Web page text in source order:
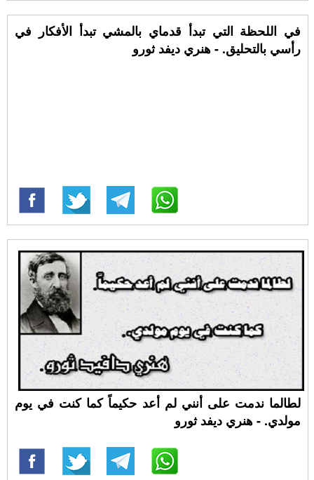
في اللحظة التي تبدأ قدماي بالمشي تبدأ الأفكار في
رأسي بالتحليق. - هنري ديفد ثورو
لطالما ندمت على أنني لم أعد حكيماً كما كنت في يوم
مولدي. - هنري ديفد ثورو